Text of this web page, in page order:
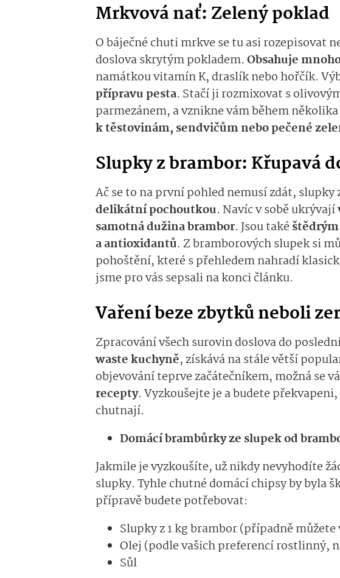
Mrkvová nať: Zelený poklad
O báječné chuti mrkve se tu asi rozepisovat
doslova skrytým pokladem. Obsahuje
namátkou vitamín K, draslík nebo hořčík.
přípravu pesta. Stačí ji rozmixovat s
parmezánem, a vznikne vám během
k těstovinám, sendvičům nebo pečené
Slupky z brambor: Křupavá
Ač se to na první pohled nemusí zdát, slupky
delikátní pochoutkou. Navíc v sobě ukrývají
samotná dužina brambor. Jsou také
a antioxidantů. Z bramborových slupek si
pohoštění, které s přehledem nahradí
jsme pro vás sepsali na konci článku.
Vaření beze zbytků neboli
Zpracování všech surovin doslova do
waste kuchyně, získává na stále větší
objevování teprve začátečníkem, možná se
recepty. Vyzkoušejte je a budete
chutnají.
Domácí brambůrky ze slupek od
Jakmile je vyzkoušíte, už nikdy nevyhodíte
slupky. Tyhle chutné domácí chipsy by byla
přípravě budete potřebovat:
Slupky z 1 kg brambor (případně
Olej (podle vašich preferencí rostlinný,
Sůl